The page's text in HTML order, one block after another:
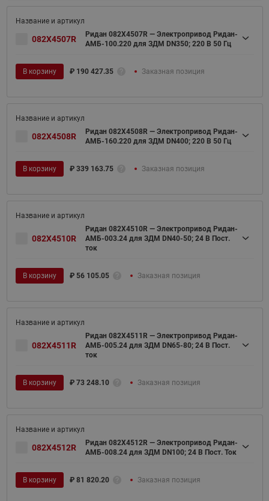
082X4507R
Ридан 082X4507R — Электропривод Ридан-
АМБ-100.220 для ЗДМ DN350; 220 В 50 Гц
В корзину ₽ 190 427.35 Заказная позиция
082X4508R
Ридан 082X4508R — Электропривод Ридан-
АМБ-160.220 для ЗДМ DN400; 220 В 50 Гц
В корзину ₽ 339 163.75 Заказная позиция
082X4510R
Ридан 082X4510R — Электропривод Ридан-
АМБ-003.24 для ЗДМ DN40-50; 24 В Пост.
ток
В корзину ₽ 56 105.05 Заказная позиция
082X4511R
Ридан 082X4511R — Электропривод Ридан-
АМБ-005.24 для ЗДМ DN65-80; 24 В Пост.
ток
В корзину ₽ 73 248.10 Заказная позиция
082X4512R
Ридан 082X4512R — Электропривод Ридан-
АМБ-008.24 для ЗДМ DN100; 24 В Пост. Ток
В корзину ₽ 81 820.20 Заказная позиция